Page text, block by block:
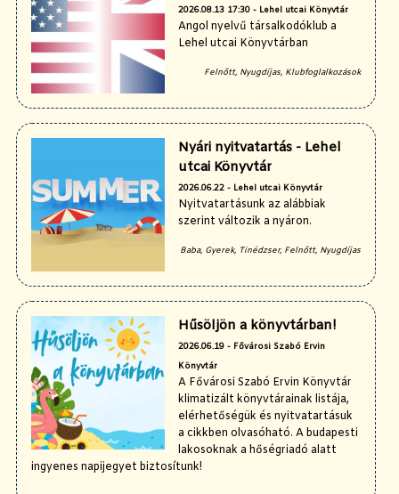
2026.08.13 17:30 - Lehel utcai Könyvtár
Angol nyelvű társalkodóklub a
Lehel utcai Könyvtárban
Felnőtt, Nyugdíjas, Klubfoglalkozások
Nyári nyitvatartás - Lehel
utcai Könyvtár
2026.06.22 - Lehel utcai Könyvtár
Nyitvatartásunk az alábbiak
szerint változik a nyáron.
Baba, Gyerek, Tinédzser, Felnőtt, Nyugdíjas
Hűsöljön a könyvtárban!
2026.06.19 - Fővárosi Szabó Ervin
Könyvtár
A Fővárosi Szabó Ervin Könyvtár
klimatizált könyvtárainak listája,
elérhetőségük és nyitvatartásuk
a cikkben olvasóható. A budapesti
lakosoknak a hőségriadó alatt
ingyenes napijegyet biztosítunk!